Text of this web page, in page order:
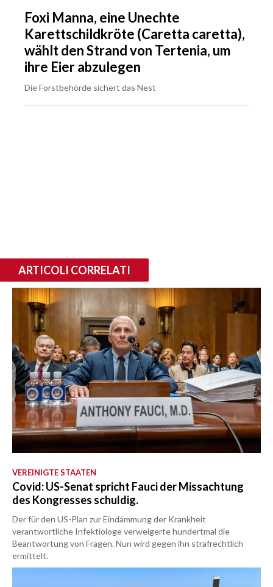
Foxi Manna, eine Unechte
Karettschildkröte (Caretta caretta),
wählt den Strand von Tertenia, um
ihre Eier abzulegen
Die Forstbehörde sichert das Nest
ARTICOLI CORRELATI
VEREINIGTE STAATEN
Covid: US-Senat spricht Fauci der Missachtung
des Kongresses schuldig.
Der für den US-Plan zur Eindämmung der Krankheit
verantwortliche Infektiologe verweigerte hundertmal die
Beantwortung von Fragen. Nun wird gegen ihn strafrechtlich
ermittelt.